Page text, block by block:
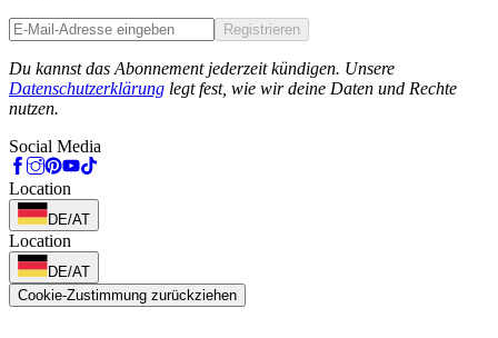
Registrieren
Du kannst das Abonnement jederzeit kündigen. Unsere
Datenschutzerklärung legt fest, wie wir deine Daten und Rechte
nutzen.
Social Media
Location
DE/AT
Location
DE/AT
Cookie-Zustimmung zurückziehen